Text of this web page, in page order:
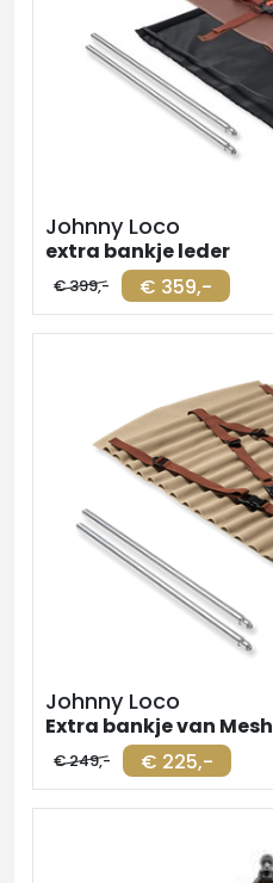
Johnny Loco
extra bankje leder
€ 359,-
€ 399,-
Johnny Loco
Extra bankje van Mesh
€ 225,-
€ 249,-